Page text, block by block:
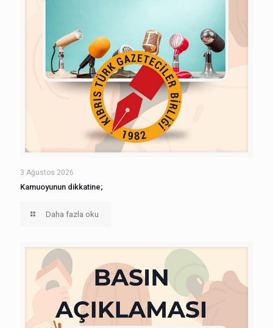
3 Ağustos 2026
Kamuoyunun dikkatine;
Daha fazla oku